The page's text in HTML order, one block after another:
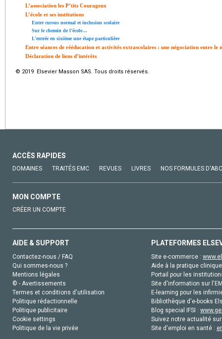
L’association les P’tits Courageux
L’école et ses institutions
Entre cursus normal et inclusion scolaire
Sur le chemin de l’école…
L’entrée en sixième une étape particulière
Entre séances de rééducation et activités extrascolaires : une négociation entre le
Déclaration de liens d’intérêts
© 2019 Elsevier Masson SAS. Tous droits réservés.
ACCÈS RAPIDES
DOMAINES TRAITÉS EMC REVUES LIVRES NOS FORMULES
MON COMPTE
CRÉER UN COMPTE
AIDE & SUPPORT
Contactez-nous / FAQ
Qui sommes-nous ?
Mentions légales
© - Avertissements
Termes et conditions d'utilisation
Politique rédactionnelle
Politique publicitaire
Cookie settings
Politique de la vie privée
PLATEFORMES
Site e-commerce :
Aide à la pratique
Portail pour les
Site d'information sur
E-learning pour les
Bibliothèque d'e-books
Blog special IFSI :
Suivez notre actualité
Site d'emploi en santé :